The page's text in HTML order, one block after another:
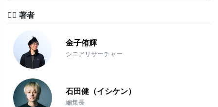
✍🏻 著者
金子侑輝
シニアリサーチャー
石田健（イシケン）
編集長